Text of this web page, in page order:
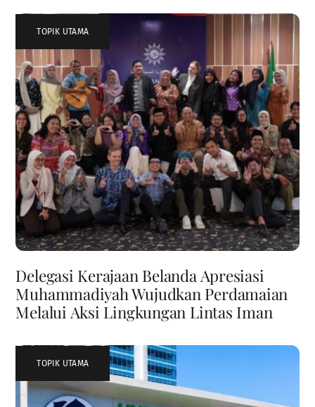
TOPIK UTAMA
Delegasi Kerajaan Belanda Apresiasi
Muhammadiyah Wujudkan Perdamaian
Melalui Aksi Lingkungan Lintas Iman
TOPIK UTAMA